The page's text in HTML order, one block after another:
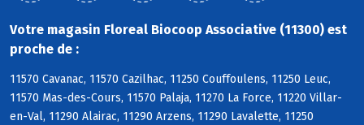
Votre magasin Floreal Biocoop Associative (11300) est
proche de :
11570 Cavanac, 11570 Cazilhac, 11250 Couffoulens, 11250 Leuc,
11570 Mas-des-Cours, 11570 Palaja, 11270 La Force, 11220 Villar-
en-Val, 11290 Alairac, 11290 Arzens, 11290 Lavalette, 11250